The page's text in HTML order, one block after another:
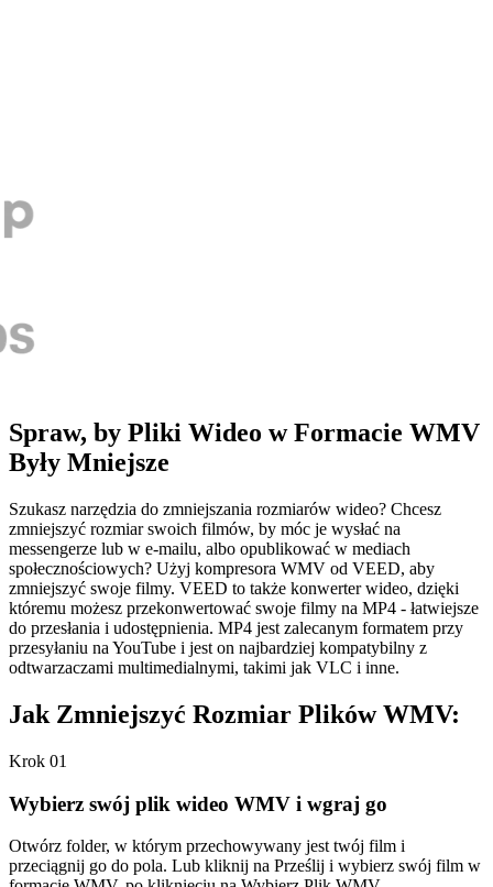
Spraw, by Pliki Wideo w Formacie WMV
Były Mniejsze
Szukasz narzędzia do zmniejszania rozmiarów wideo? Chcesz
zmniejszyć rozmiar swoich filmów, by móc je wysłać na
messengerze lub w e-mailu, albo opublikować w mediach
społecznościowych? Użyj kompresora WMV od VEED, aby
zmniejszyć swoje filmy. VEED to także konwerter wideo, dzięki
któremu możesz przekonwertować swoje filmy na MP4 - łatwiejsze
do przesłania i udostępnienia. MP4 jest zalecanym formatem przy
przesyłaniu na YouTube i jest on najbardziej kompatybilny z
odtwarzaczami multimedialnymi, takimi jak VLC i inne.
Jak Zmniejszyć Rozmiar Plików WMV:
Krok 01
Wybierz swój plik wideo WMV i wgraj go
Otwórz folder, w którym przechowywany jest twój film i
przeciągnij go do pola. Lub kliknij na Prześlij i wybierz swój film w